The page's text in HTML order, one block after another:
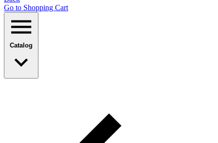
Go to Shopping Сart
Catalog